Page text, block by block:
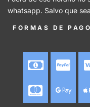
whatsapp. Salvo que
FORMAS DE